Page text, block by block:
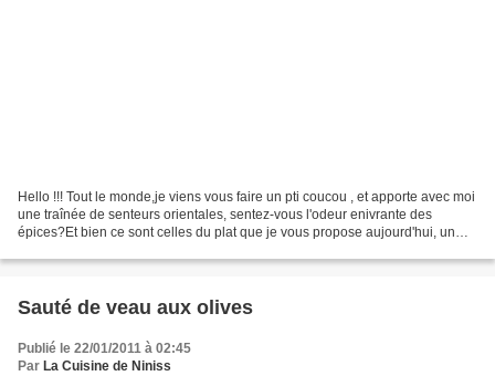
Hello !!! Tout le monde,je viens vous faire un pti coucou , et apporte avec moi
une traînée de senteurs orientales, sentez-vous l'odeur enivrante des
épices?Et bien ce sont celles du plat que je vous propose aujourd'hui, un
Sauté de veau aux olives
Publié le 22/01/2011 à 02:45
Par La Cuisine de Niniss